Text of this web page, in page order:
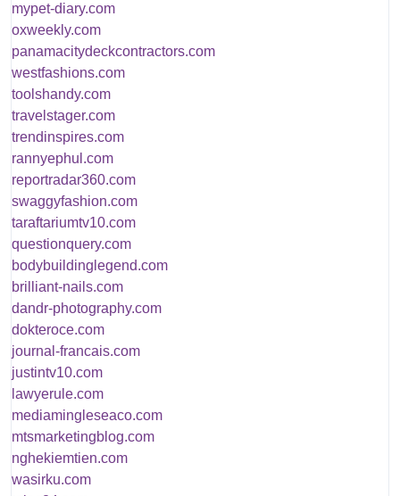
mypet-diary.com
oxweekly.com
panamacitydeckcontractors.com
westfashions.com
toolshandy.com
travelstager.com
trendinspires.com
rannyephul.com
reportradar360.com
swaggyfashion.com
taraftariumtv10.com
questionquery.com
bodybuildinglegend.com
brilliant-nails.com
dandr-photography.com
dokteroce.com
journal-francais.com
justintv10.com
lawyerule.com
mediamingleseaco.com
mtsmarketingblog.com
nghekiemtien.com
wasirku.com